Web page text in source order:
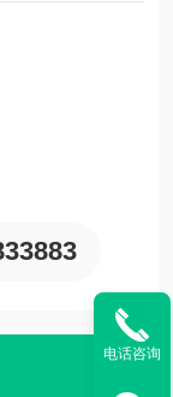
作用，另一方面
硅或聚醚类的。
剂。选择出消泡
电话咨询